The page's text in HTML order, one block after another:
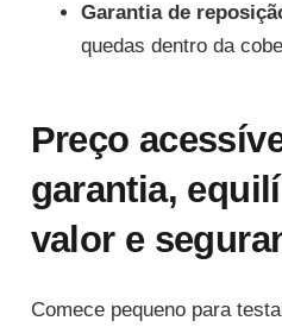
Garantia de
quedas dentro da
Preço
garantia,
valor e
Comece pequeno para